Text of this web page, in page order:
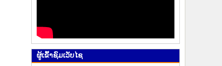
ຜູ້​ເຂົ້າ​ຊົມ​ເວັບ​ໄຊ